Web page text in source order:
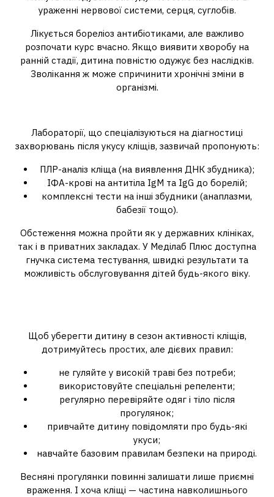
ураженні нервової системи, серця, суглобів.
Лікується бореліоз антибіотиками, але важливо
розпочати курс вчасно. Якщо виявити хворобу на
ранній стадії, дитина повністю одужує без наслідків.
Зволікання ж може спричинити хронічні зміни в
організмі.
Лабораторії, що спеціалізуються на діагностиці
захворювань після укусу кліщів, зазвичай пропонують:
ПЛР-аналіз кліща (на виявлення ДНК збудника);
ІФА-крові на антитіла IgM та IgG до борелій;
комплексні тести на інші збудники (анаплазми,
бабезії тощо).
Обстеження можна пройти як у державних клініках,
так і в приватних закладах. У Меділаб Плюс доступна
гнучка система тестування, швидкі результати та
можливість обслуговування дітей будь-якого віку.
Щоб уберегти дитину в сезон активності кліщів,
дотримуйтесь простих, але дієвих правил:
не гуляйте у високій траві без потреби;
використовуйте спеціальні репеленти;
регулярно перевіряйте одяг і тіло після
прогулянок;
привчайте дитину повідомляти про будь-які
укуси;
навчайте базовим правилам безпеки на природі.
Весняні прогулянки повинні залишати лише приємні
враження. І хоча кліщі — частина навколишнього